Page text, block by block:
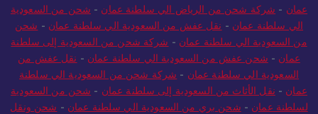
عمان - شركة شحن من الرياض الي سلطنة عمان - شحن من السعودية
الي سلطنة عمان - نقل عفش من السعودية الي سلطنة عمان - شحن
من السعودية الي سلطنة عمان - شركة شحن من السعودية إلى سلطنة
عمان - شحن عفش من السعودية الي سلطنة عمان - نقل عفش من
السعودية الي سلطنة عمان - شركة شحن من السعودية الي سلطنة
عمان - نقل الأثاث من السعودية إلى سلطنة عمان - شحن من السعودية
لسلطنة عمان - شحن بري من السعودية الي سلطنة عمان - شحن ونقل